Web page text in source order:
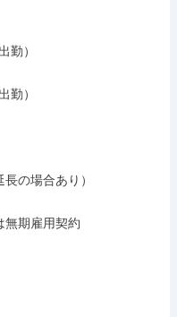
勤）
勤）
の場合あり）
無期雇用契約